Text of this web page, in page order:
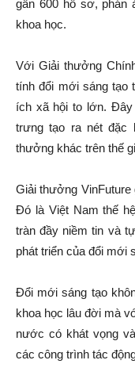
gần 600 hồ sơ, phán
khoa học.
Với Giải thưởng
tính đổi mới sáng tạo
ích xã hội to lớn. Đây
trưng tạo ra nét đặc
thưởng khác trên thế
Giải thưởng
Đó là Việt Nam thế
tràn đầy niềm tin và
phát triển của đổi mới
Đổi mới sáng tạo
khoa học lâu đời mà
nước có khát vọng
các công trình tác